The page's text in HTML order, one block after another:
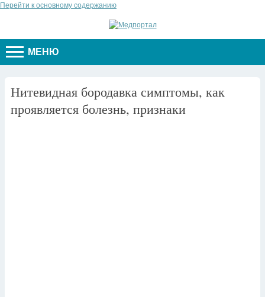
Перейти к основному содержанию
МЕНЮ
Нитевидная бородавка симптомы, как
проявляется болезнь, признаки